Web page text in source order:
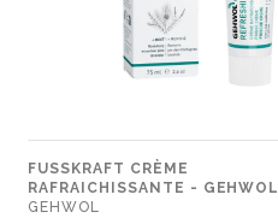
FUSSKRAFT CRÈME
RAFRAICHISSANTE - GEHWOL
GEHWOL